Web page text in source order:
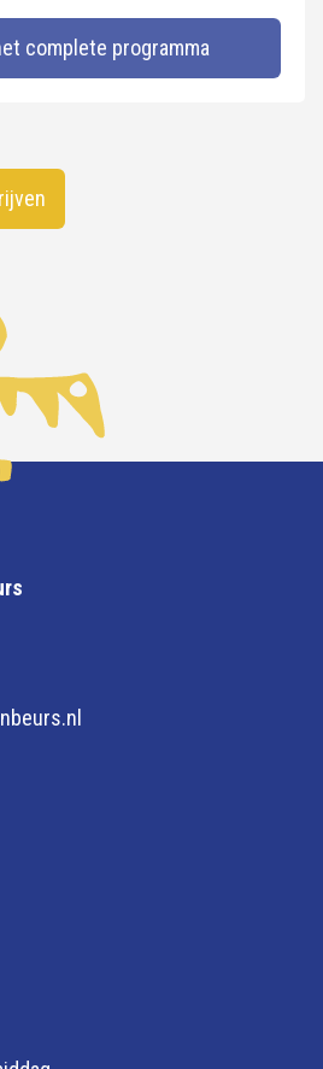
complete programma